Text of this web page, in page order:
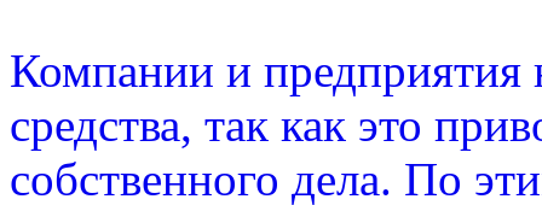
Компании и предприятия
средства, так как это
собственного дела. По